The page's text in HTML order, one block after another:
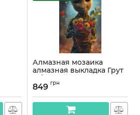
Алмазная мозаика
алмазная выкладка Грут
с букетом 70x40
OG00796SB
Артикул:OG00796SB
849 грн